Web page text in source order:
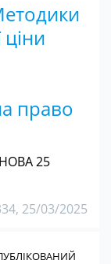
право
25
25/03/2025